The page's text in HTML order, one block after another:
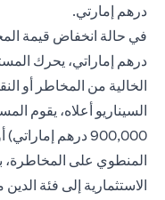
درهم إمارتي.
درهم إماراتي، يحرك
الخالية من المخاطر أو
المنطوي على المخاطرة،
الاستثمارية إلى فئة